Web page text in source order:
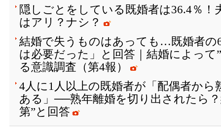
隠しごとをしている既婚者は36.4％！
はアリ？ナシ？
結婚で失うものはあっても…既婚者の
は必要だった」と回答｜結婚によって
る意識調査（第4報）
4人に1人以上の既婚者が「配偶者から
ある」──熟年離婚を切り出されたら
第”と回答